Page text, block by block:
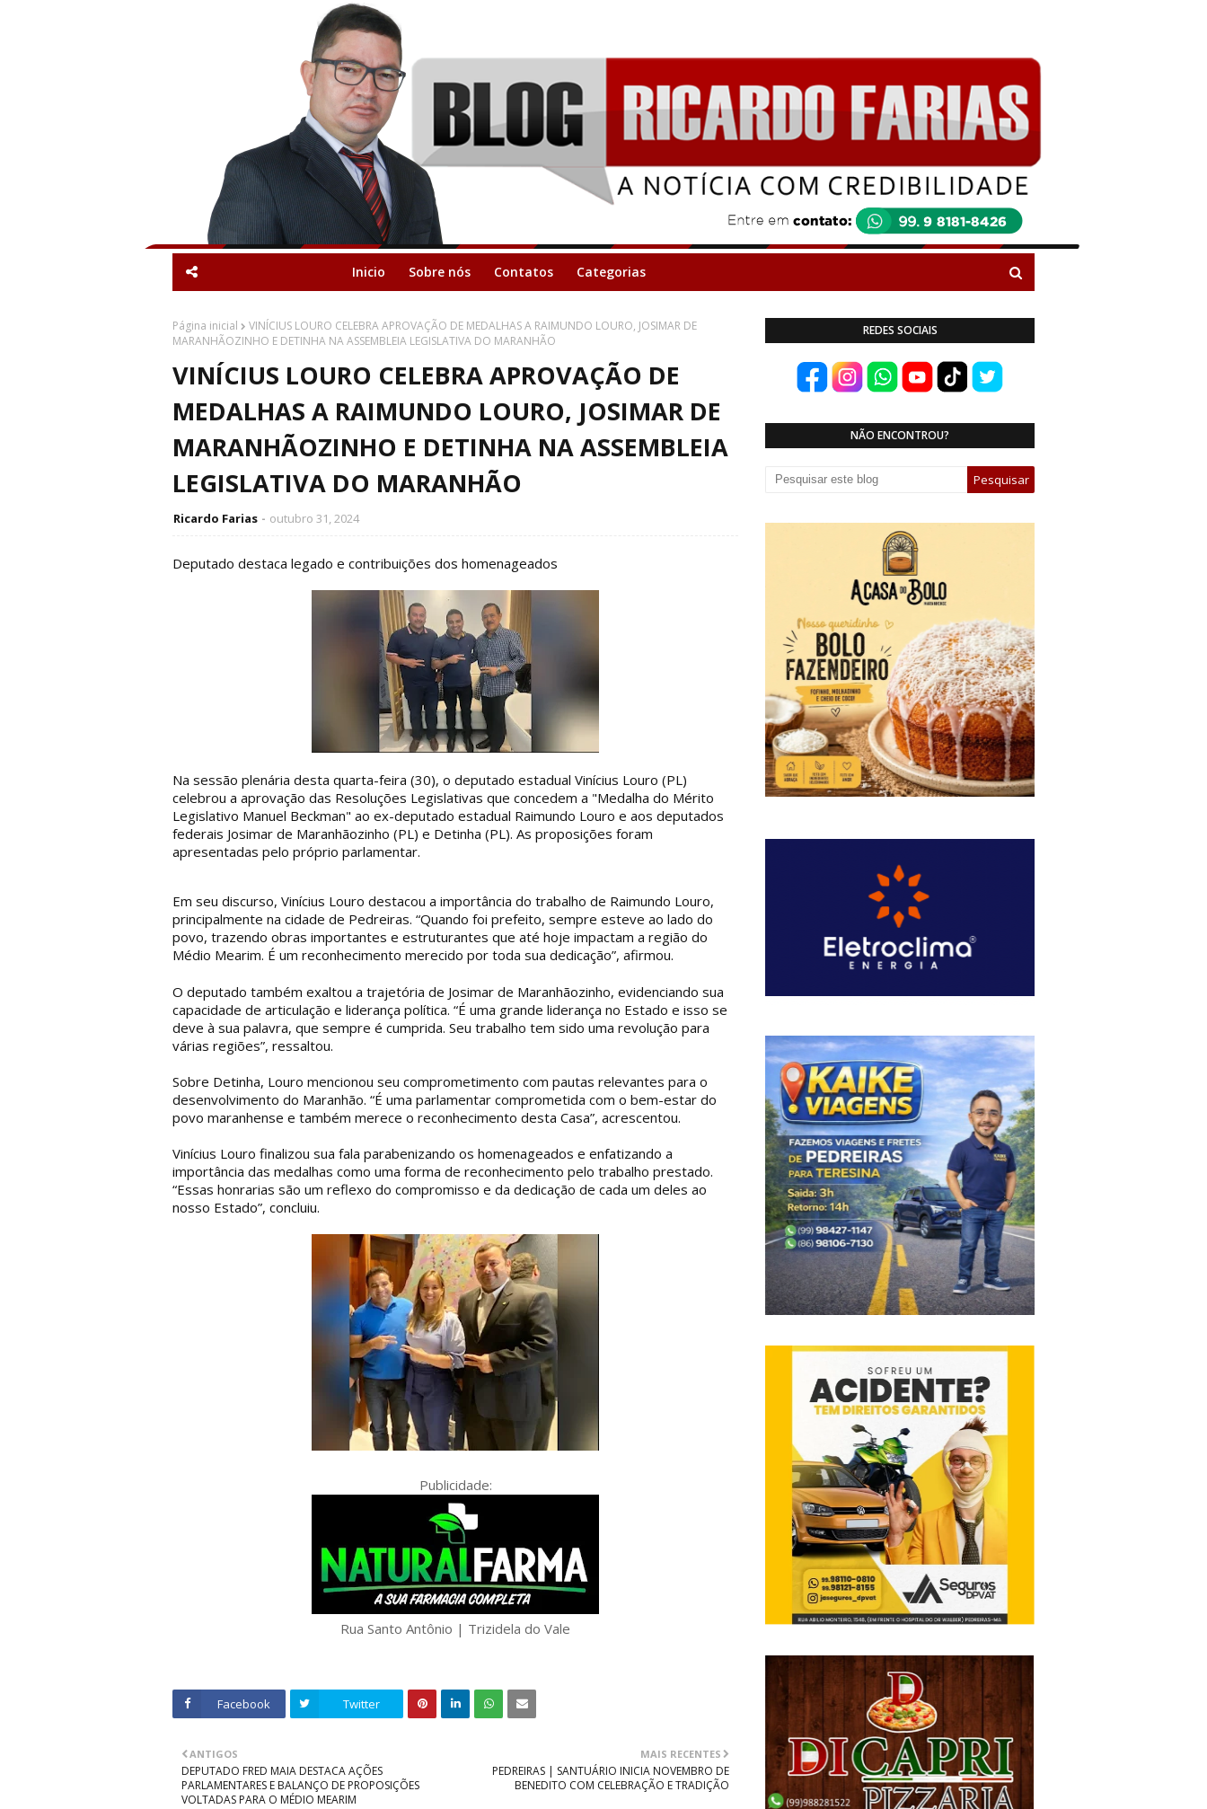
Inicio Sobre nós Contatos Categorias
Página inicial
VINÍCIUS LOURO CELEBRA APROVAÇÃO DE MEDALHAS A RAIMUNDO LOURO, JOSIMAR DE
MARANHÃOZINHO E DETINHA NA ASSEMBLEIA LEGISLATIVA DO MARANHÃO
VINÍCIUS LOURO CELEBRA APROVAÇÃO DE
MEDALHAS A RAIMUNDO LOURO, JOSIMAR DE
MARANHÃOZINHO E DETINHA NA ASSEMBLEIA
LEGISLATIVA DO MARANHÃO
Ricardo Farias outubro 31, 2024
Deputado destaca legado e contribuições dos homenageados
Na sessão plenária desta quarta-feira (30), o deputado estadual Vinícius Louro (PL)
celebrou a aprovação das Resoluções Legislativas que concedem a "Medalha do Mérito
Legislativo Manuel Beckman" ao ex-deputado estadual Raimundo Louro e aos deputados
federais Josimar de Maranhãozinho (PL) e Detinha (PL). As proposições foram
apresentadas pelo próprio parlamentar.
Em seu discurso, Vinícius Louro destacou a importância do trabalho de Raimundo Louro,
principalmente na cidade de Pedreiras. “Quando foi prefeito, sempre esteve ao lado do
povo, trazendo obras importantes e estruturantes que até hoje impactam a região do
Médio Mearim. É um reconhecimento merecido por toda sua dedicação”, afirmou.
O deputado também exaltou a trajetória de Josimar de Maranhãozinho, evidenciando sua
capacidade de articulação e liderança política. “É uma grande liderança no Estado e isso se
deve à sua palavra, que sempre é cumprida. Seu trabalho tem sido uma revolução para
várias regiões”, ressaltou.
Sobre Detinha, Louro mencionou seu comprometimento com pautas relevantes para o
desenvolvimento do Maranhão. “É uma parlamentar comprometida com o bem-estar do
povo maranhense e também merece o reconhecimento desta Casa”, acrescentou.
Vinícius Louro finalizou sua fala parabenizando os homenageados e enfatizando a
importância das medalhas como uma forma de reconhecimento pelo trabalho prestado.
“Essas honrarias são um reflexo do compromisso e da dedicação de cada um deles ao
nosso Estado”, concluiu.
Publicidade:
Rua Santo Antônio | Trizidela do Vale
Facebook Twitter
MAIS RECENTES
PEDREIRAS | SANTUÁRIO INICIA NOVEMBRO DE
BENEDITO COM CELEBRAÇÃO E TRADIÇÃO
ANTIGOS
DEPUTADO FRED MAIA DESTACA AÇÕES
PARLAMENTARES E BALANÇO DE PROPOSIÇÕES
VOLTADAS PARA O MÉDIO MEARIM
REDES SOCIAIS
NÃO ENCONTROU?